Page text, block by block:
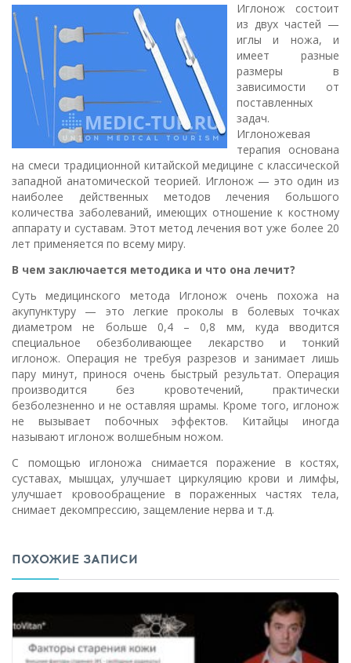
Иглонож состоит
из двух частей —
иглы и ножа, и
имеет разные
размеры в
зависимости от
поставленных
задач.
Иглоножевая
терапия основана
на смеси традиционной китайской медицине с классической
западной анатомической теорией. Иглонож — это один из
наиболее действенных методов лечения большого
количества заболеваний, имеющих отношение к костному
аппарату и суставам. Этот метод лечения вот уже более 20
лет применяется по всему миру.
В чем заключается методика и что она лечит?
Суть медицинского метода Иглонож очень похожа на
акупунктуру — это легкие проколы в болевых точках
диаметром не больше 0,4 – 0,8 мм, куда вводится
специальное обезболивающее лекарство и тонкий
иглонож. Операция не требуя разрезов и занимает лишь
пару минут, принося очень быстрый результат. Операция
производится без кровотечений, практически
безболезненно и не оставляя шрамы. Кроме того, иглонож
не вызывает побочных эффектов. Китайцы иногда
называют иглонож волшебным ножом.
С помощью иглоножа снимается поражение в костях,
суставах, мышцах, улучшает циркуляцию крови и лимфы,
улучшает кровообращение в пораженных частях тела,
снимает декомпрессию, защемление нерва и т.д.
ПОХОЖИЕ ЗАПИСИ